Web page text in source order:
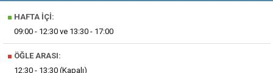
■ HAFTA İÇI:
09:00 - 12:30 ve 13:30 - 17:00
■ ÖĞLE ARASI:
12:30 - 13:30 (Kapalı)